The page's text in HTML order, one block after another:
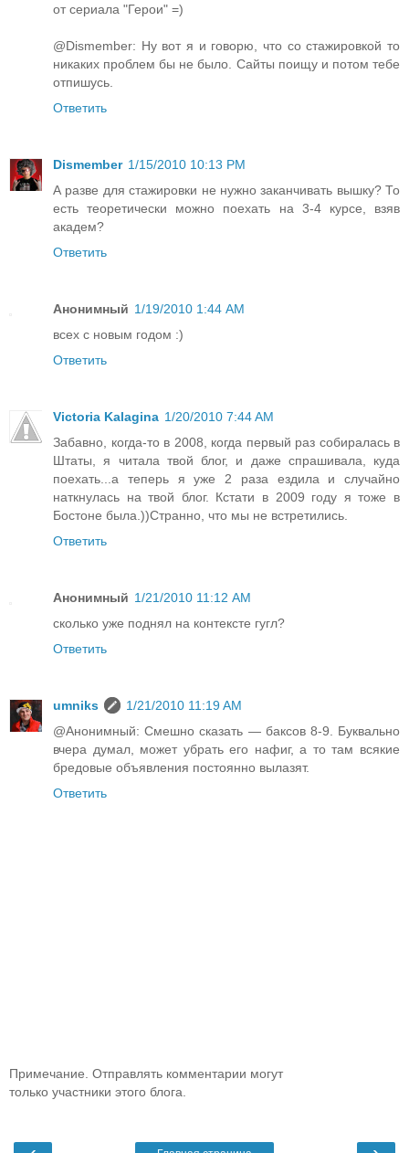
от сериала "Герои" =)
@Dismember: Ну вот я и говорю, что со стажировкой то
никаких проблем бы не было. Сайты поищу и потом тебе
отпишусь.
Ответить
Dismember 1/15/2010 10:13 PM
А разве для стажировки не нужно заканчивать вышку? То
есть теоретически можно поехать на 3-4 курсе, взяв
академ?
Ответить
Анонимный 1/19/2010 1:44 AM
всех с новым годом :)
Ответить
Victoria Kalagina 1/20/2010 7:44 AM
Забавно, когда-то в 2008, когда первый раз собиралась в
Штаты, я читала твой блог, и даже спрашивала, куда
поехать...а теперь я уже 2 раза ездила и случайно
наткнулась на твой блог. Кстати в 2009 году я тоже в
Бостоне была.))Странно, что мы не встретились.
Ответить
Анонимный 1/21/2010 11:12 AM
сколько уже поднял на контексте гугл?
Ответить
umniks
1/21/2010 11:19 AM
@Анонимный: Смешно сказать — баксов 8-9. Буквально
вчера думал, может убрать его нафиг, а то там всякие
бредовые объявления постоянно вылазят.
Ответить
Примечание. Отправлять комментарии могут
только участники этого блога.